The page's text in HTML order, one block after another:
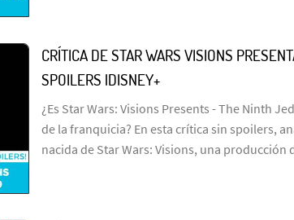
CRÍTICA DE STAR WARS VISIONS
SPOILERS |DISNEY+
¿Es Star Wars: Visions Presents - The Ninth
de la franquicia? En esta crítica sin spoilers,
nacida de Star Wars: Visions, una producción